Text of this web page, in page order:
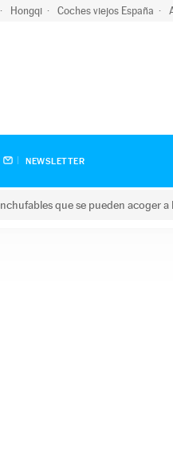
Hongqi Coches viejos España
NEWSLETTER
que se pueden acoger a